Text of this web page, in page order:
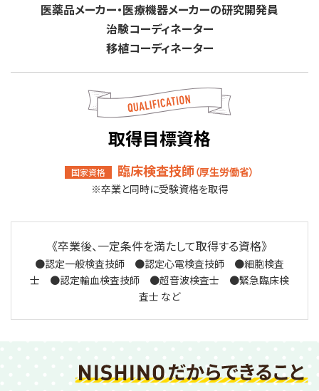
医薬品メーカー・医療機器メーカーの研究開発員
治験コーディネーター
移植コーディネーター
取得目標資格
国家資格 臨床検査技師 （厚生労働省）
※卒業と同時に受験資格を取得
《卒業後、一定条件を満たして取得する資格》
●認定一般検査技師 ●認定心電検査技師 ●細胞検査
士 ●認定輸血検査技師 ●超音波検査士 ●緊急臨床検
査士 など